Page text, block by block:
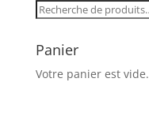
Recherche
Panier
Votre panier est vide.